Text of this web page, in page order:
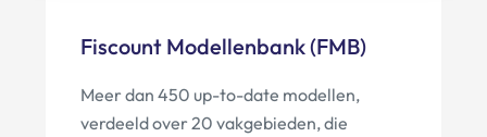
Fiscount Modellenbank (FMB)
Meer dan 450 up-to-date modellen,
verdeeld over 20 vakgebieden, die